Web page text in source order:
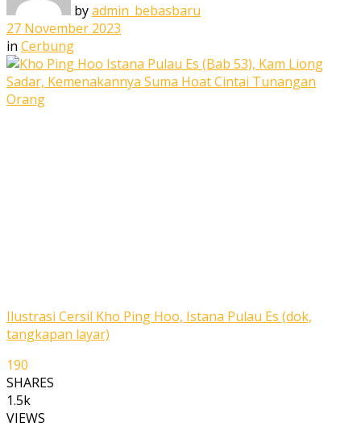
byadmin_bebasbaru
27 November 2023
in Cerbung
Ilustrasi Cersil Kho Ping Hoo, Istana Pulau Es (dok,
tangkapan layar)
190
SHARES
1.5k
VIEWS